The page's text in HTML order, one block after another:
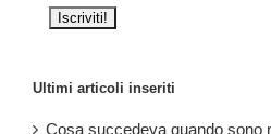
Ultimi articoli inseriti
Cosa succedeva quando sono